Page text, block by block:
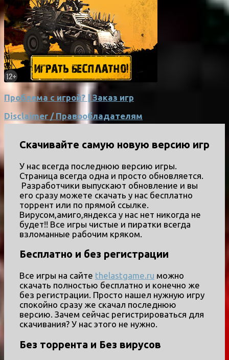
Проблема с игрой? | Заказ игр
Disclaimer / Правообладателям
Скачивайте самую новую версию игр
У нас всегда последнюю версию игры.
Страница всегда одна и просто обновляется.
Разработчики выпускают обновление и вы
его сразу можете скачать у нас бесплатно
торрент или по прямой ссылке.
Вирусом,амиго,яндекса у нас нет никогда не
будет!! Все игры чистые и пиратки всегда
взломанные рабочим кряком.
Бесплатно и без регистрации
Все игры на сайте thelastgame.ru можно
скачать полностью бесплатно и конечно же
без регистрации. Просто нашел нужную игру
спокойно сразу же скачал последнюю
версию. Зачем сейчас регистрироваться для
скачивания? У нас этого не нужно.
Без торрента и Без вирусов